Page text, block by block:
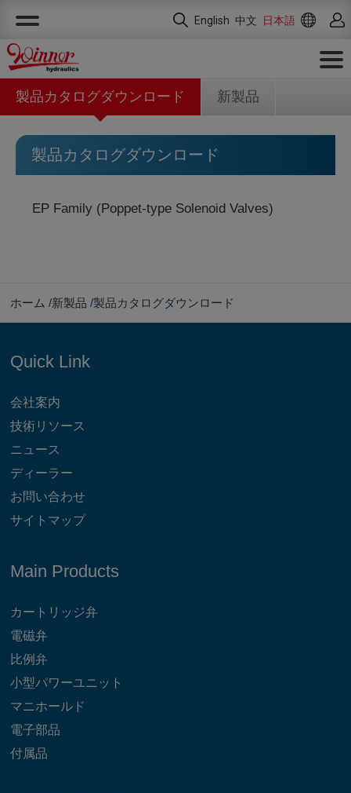
English 中文 日本語
製品カタログダウンロード 新製品
製品カタログダウンロード
EP Family (Poppet-type Solenoid Valves)
ホーム 新製品 製品カタログダウンロード
Quick Link
会社案内
技術リソース
ニュース
ディーラー
お問い合わせ
サイトマップ
Main Products
カートリッジ弁
電磁弁
比例弁
小型パワーユニット
マニホールド
電子部品
付属品